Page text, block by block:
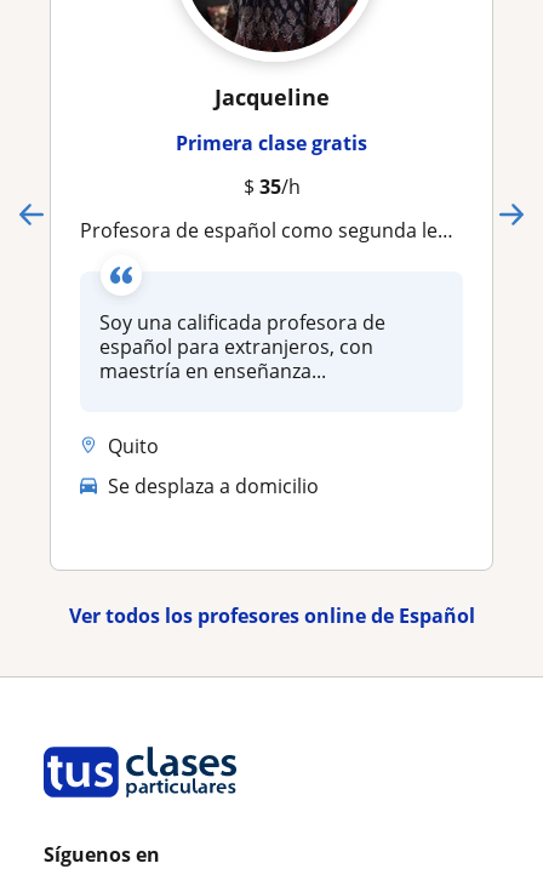
Jacqueline
Primera clase gratis
$ 35/h
Profesora de español como segunda lengua, con 36 años de experiencia y maestría en UNIR , España
Soy una calificada profesora de
español para extranjeros, con
maestría en enseñanza...
Quito
Se desplaza a domicilio
Ver todos los profesores online de Español
Síguenos en